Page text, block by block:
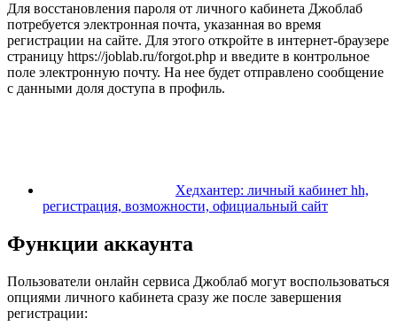
Для восстановления пароля от личного кабинета Джоблаб
потребуется электронная почта, указанная во время
регистрации на сайте. Для этого откройте в интернет-браузере
страницу https://joblab.ru/forgot.php и введите в контрольное
поле электронную почту. На нее будет отправлено сообщение
с данными доля доступа в профиль.
Хедхантер: личный кабинет hh,
регистрация, возможности, официальный сайт
Функции аккаунта
Пользователи онлайн сервиса Джоблаб могут воспользоваться
опциями личного кабинета сразу же после завершения
регистрации: